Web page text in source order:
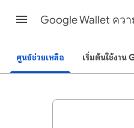
Google Wallet คว
ศูนย์ช่วยเหลือ เริ่มต้นใช้งาน